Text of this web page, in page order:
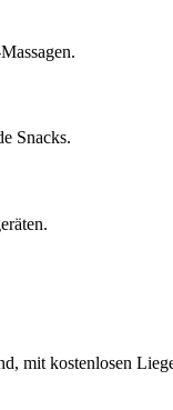
Snacks.
mit kostenlosen